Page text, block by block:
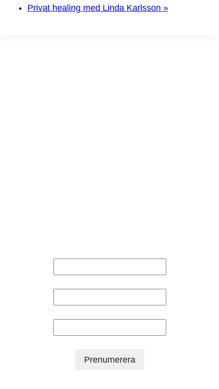
Privat healing med Linda Karlsson »